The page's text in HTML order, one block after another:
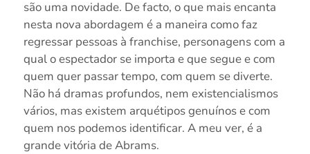
são uma novidade. De facto, o que mais encanta
nesta nova abordagem é a maneira como faz
regressar pessoas à franchise, personagens com a
qual o espectador se importa e que segue e com
quem quer passar tempo, com quem se diverte.
Não há dramas profundos, nem existencialismos
vários, mas existem arquétipos genuínos e com
quem nos podemos identificar. A meu ver, é a
grande vitória de Abrams.